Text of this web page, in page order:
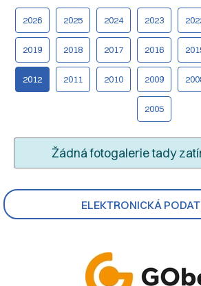
ELEKTRONICKÁ
2026 2025 2024 2023
2019 2018 2017 2016
2012 2011 2010 2009
2005
Žádná fotogalerie tady